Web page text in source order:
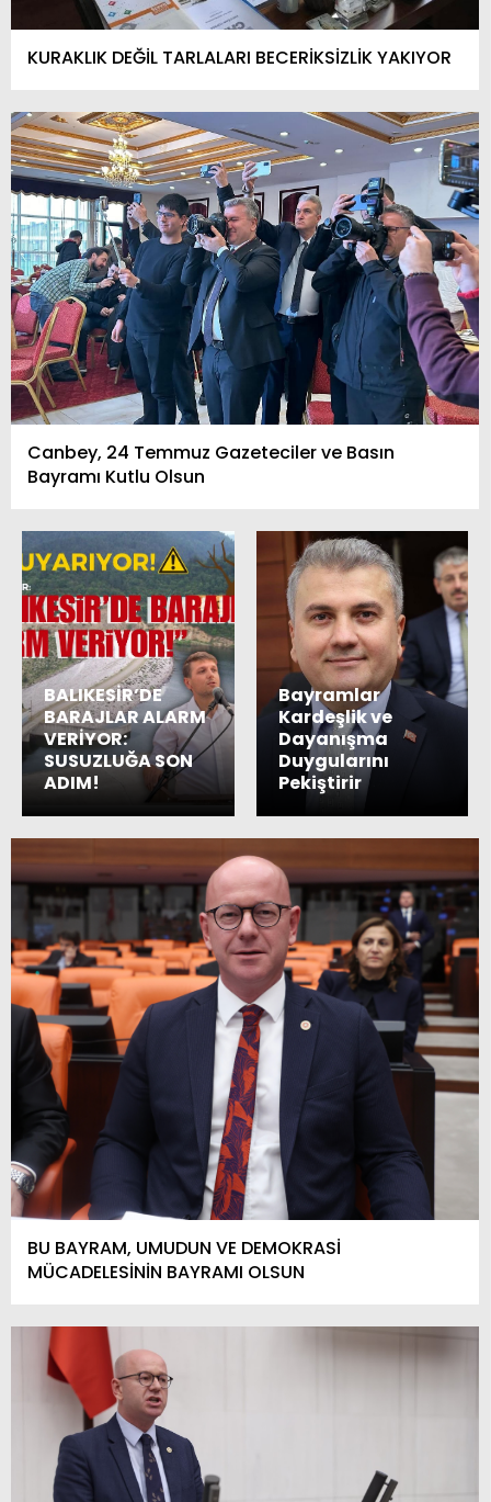
KURAKLIK DEĞİL TARLALARI BECERİKSİZLİK YAKIYOR
Canbey, 24 Temmuz Gazeteciler ve Basın
Bayramı Kutlu Olsun
BALIKESİR’DE
BARAJLAR ALARM
VERİYOR:
SUSUZLUĞA SON
ADIM!
Bayramlar
Kardeşlik ve
Dayanışma
Duygularını
Pekiştirir
BU BAYRAM, UMUDUN VE DEMOKRASİ
MÜCADELESİNİN BAYRAMI OLSUN